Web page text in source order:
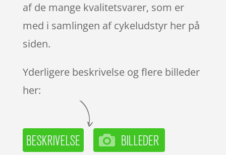
af de mange kvalitetsvarer, som er
med i samlingen af cykeludstyr her på
siden.
Yderligere beskrivelse og flere billeder
her: